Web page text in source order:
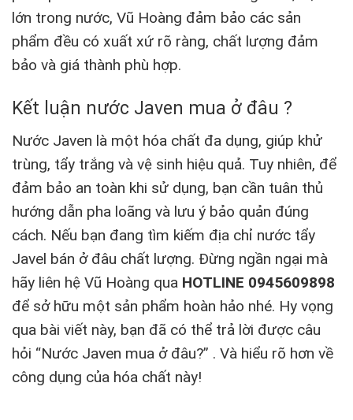
lớn trong nước, Vũ Hoàng đảm bảo các sản
phẩm đều có xuất xứ rõ ràng, chất lượng đảm
bảo và giá thành phù hợp.
Kết luận nước Javen mua ở đâu ?
Nước Javen là một hóa chất đa dụng, giúp khử
trùng, tẩy trắng và vệ sinh hiệu quả. Tuy nhiên, để
đảm bảo an toàn khi sử dụng, bạn cần tuân thủ
hướng dẫn pha loãng và lưu ý bảo quản đúng
cách. Nếu bạn đang tìm kiếm địa chỉ nước tẩy
Javel bán ở đâu chất lượng. Đừng ngần ngại mà
hãy liên hệ Vũ Hoàng qua HOTLINE 0945609898
để sở hữu một sản phẩm hoàn hảo nhé. Hy vọng
qua bài viết này, bạn đã có thể trả lời được câu
hỏi “Nước Javen mua ở đâu?” . Và hiểu rõ hơn về
công dụng của hóa chất này!